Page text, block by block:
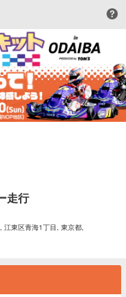
走行
江東区青海1丁目, 東京都,